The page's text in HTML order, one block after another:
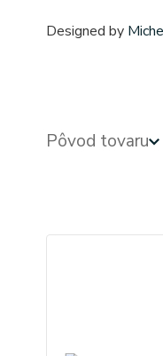
Designed by
Pôvod tovaru